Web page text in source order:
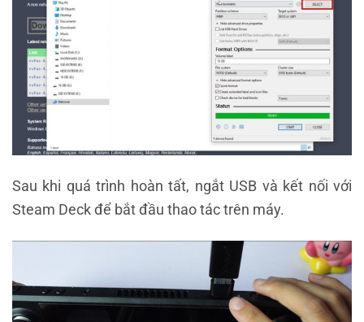
Sau khi quá trình hoàn tất, ngắt USB và kết nối với
Steam Deck để bắt đầu thao tác trên máy.